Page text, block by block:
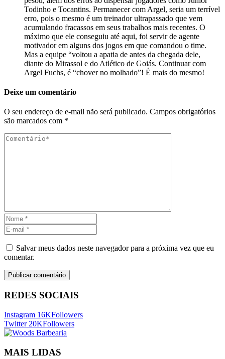
Todinho e Tocantins. Permanecer com Argel, seria um terrível
erro, pois o mesmo é um treinador ultrapassado que vem
acumulando fracassos em seus trabalhos mais recentes. O
máximo que ele conseguiu até aqui, foi servir de agente
motivador em alguns dos jogos em que comandou o time.
Mas a equipe “voltou a apatia de antes da chegada dele,
diante do Mirassol e do Atlético de Goiás. Continuar com
Argel Fuchs, é “chover no molhado”! É mais do mesmo!
Deixe um comentário
O seu endereço de e-mail não será publicado. Campos obrigatórios
são marcados com *
Salvar meus dados neste navegador para a próxima vez que eu
comentar.
REDES SOCIAIS
Instagram 16KFollowers
Twitter 20KFollowers
MAIS LIDAS